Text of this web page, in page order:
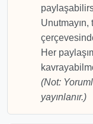
Unutmayın,
Her
(Not:
yayınlanır.)